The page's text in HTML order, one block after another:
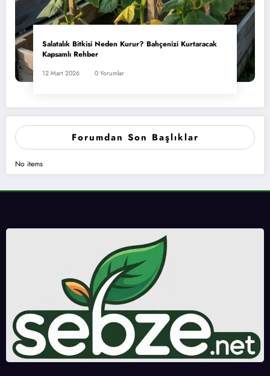
Salatalık Bitkisi Neden Kurur? Bahçenizi Kurtaracak
Kapsamlı Rehber
12 Mart 2026 0 Yorumlar
Forumdan Son Başlıklar
No items